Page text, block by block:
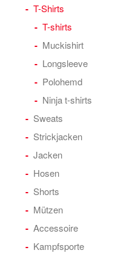
T-Shirts
T-shirts
Muckishirt
Longsleeve
Polohemd
Ninja t-shirts
Sweats
Strickjacken
Jacken
Hosen
Shorts
Mützen
Accessoire
Kampfsporte